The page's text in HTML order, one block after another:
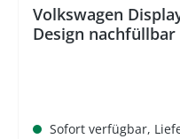
Volkswagen
Design nachfüllbar
Sofort verfügbar,